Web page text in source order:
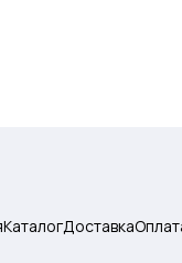
КаталогДоставка